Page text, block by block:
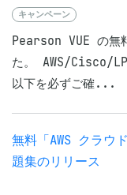
キャンペーン
Pearson VUE の無
た。 AWS/Cisco/
以下を必ずご確...
無料「AWS クラウ
題集のリリース